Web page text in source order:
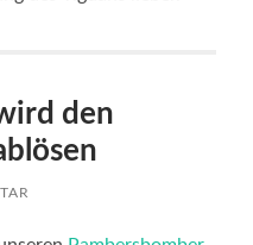
den